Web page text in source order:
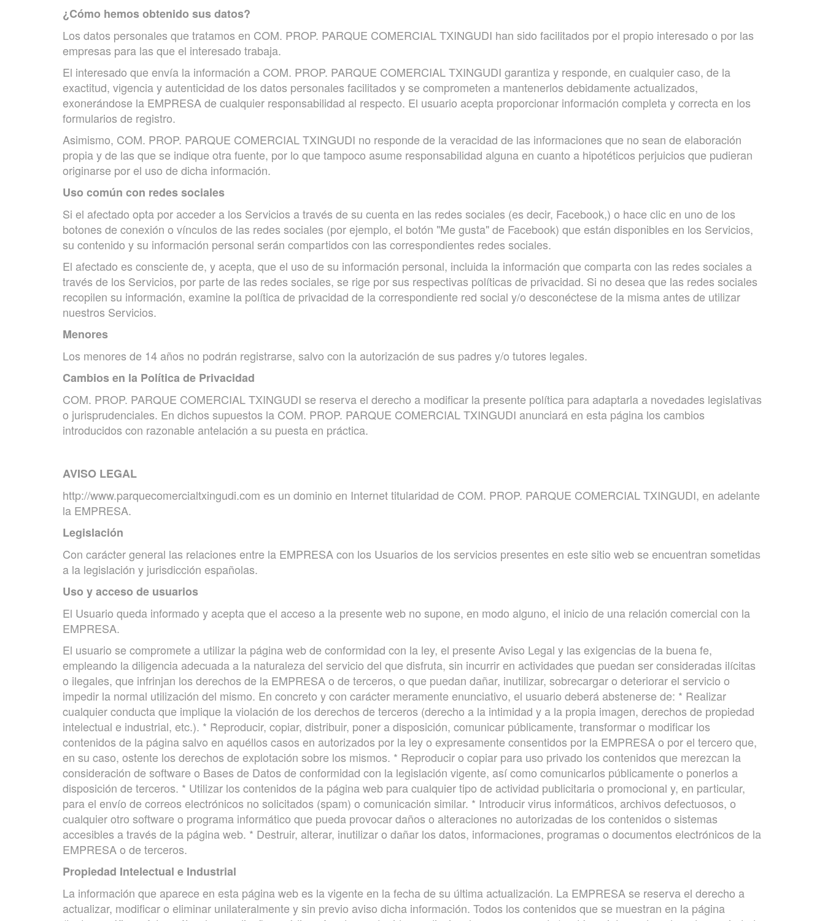
¿Cómo hemos obtenido sus datos?
Los datos personales que tratamos en COM. PROP. PARQUE COMERCIAL TXINGUDI han sido facilitados por el propio interesado o por las
empresas para las que el interesado trabaja.
El interesado que envía la información a COM. PROP. PARQUE COMERCIAL TXINGUDI garantiza y responde, en cualquier caso, de la
exactitud, vigencia y autenticidad de los datos personales facilitados y se comprometen a mantenerlos debidamente actualizados,
exonerándose la EMPRESA de cualquier responsabilidad al respecto. El usuario acepta proporcionar información completa y correcta en los
formularios de registro.
Asimismo, COM. PROP. PARQUE COMERCIAL TXINGUDI no responde de la veracidad de las informaciones que no sean de elaboración
propia y de las que se indique otra fuente, por lo que tampoco asume responsabilidad alguna en cuanto a hipotéticos perjuicios que pudieran
originarse por el uso de dicha información.
Uso común con redes sociales
Si el afectado opta por acceder a los Servicios a través de su cuenta en las redes sociales (es decir, Facebook,) o hace clic en uno de los
botones de conexión o vínculos de las redes sociales (por ejemplo, el botón "Me gusta" de Facebook) que están disponibles en los Servicios,
su contenido y su información personal serán compartidos con las correspondientes redes sociales.
El afectado es consciente de, y acepta, que el uso de su información personal, incluida la información que comparta con las redes sociales a
través de los Servicios, por parte de las redes sociales, se rige por sus respectivas políticas de privacidad. Si no desea que las redes sociales
recopilen su información, examine la política de privacidad de la correspondiente red social y/o desconéctese de la misma antes de utilizar
nuestros Servicios.
Menores
Los menores de 14 años no podrán registrarse, salvo con la autorización de sus padres y/o tutores legales.
Cambios en la Política de Privacidad
COM. PROP. PARQUE COMERCIAL TXINGUDI se reserva el derecho a modificar la presente política para adaptarla a novedades legislativas
o jurisprudenciales. En dichos supuestos la COM. PROP. PARQUE COMERCIAL TXINGUDI anunciará en esta página los cambios
introducidos con razonable antelación a su puesta en práctica.
AVISO LEGAL
http://www.parquecomercialtxingudi.com es un dominio en Internet titularidad de COM. PROP. PARQUE COMERCIAL TXINGUDI, en adelante
la EMPRESA.
Legislación
Con carácter general las relaciones entre la EMPRESA con los Usuarios de los servicios presentes en este sitio web se encuentran sometidas
a la legislación y jurisdicción españolas.
Uso y acceso de usuarios
El Usuario queda informado y acepta que el acceso a la presente web no supone, en modo alguno, el inicio de una relación comercial con la
EMPRESA.
El usuario se compromete a utilizar la página web de conformidad con la ley, el presente Aviso Legal y las exigencias de la buena fe,
empleando la diligencia adecuada a la naturaleza del servicio del que disfruta, sin incurrir en actividades que puedan ser consideradas ilícitas
o ilegales, que infrinjan los derechos de la EMPRESA o de terceros, o que puedan dañar, inutilizar, sobrecargar o deteriorar el servicio o
impedir la normal utilización del mismo. En concreto y con carácter meramente enunciativo, el usuario deberá abstenerse de: * Realizar
cualquier conducta que implique la violación de los derechos de terceros (derecho a la intimidad y a la propia imagen, derechos de propiedad
intelectual e industrial, etc.). * Reproducir, copiar, distribuir, poner a disposición, comunicar públicamente, transformar o modificar los
contenidos de la página salvo en aquéllos casos en autorizados por la ley o expresamente consentidos por la EMPRESA o por el tercero que,
en su caso, ostente los derechos de explotación sobre los mismos. * Reproducir o copiar para uso privado los contenidos que merezcan la
consideración de software o Bases de Datos de conformidad con la legislación vigente, así como comunicarlos públicamente o ponerlos a
disposición de terceros. * Utilizar los contenidos de la página web para cualquier tipo de actividad publicitaria o promocional y, en particular,
para el envío de correos electrónicos no solicitados (spam) o comunicación similar. * Introducir virus informáticos, archivos defectuosos, o
cualquier otro software o programa informático que pueda provocar daños o alteraciones no autorizadas de los contenidos o sistemas
accesibles a través de la página web. * Destruir, alterar, inutilizar o dañar los datos, informaciones, programas o documentos electrónicos de la
EMPRESA o de terceros.
Propiedad Intelectual e Industrial
La información que aparece en esta página web es la vigente en la fecha de su última actualización. La EMPRESA se reserva el derecho a
actualizar, modificar o eliminar unilateralmente y sin previo aviso dicha información. Todos los contenidos que se muestran en la página